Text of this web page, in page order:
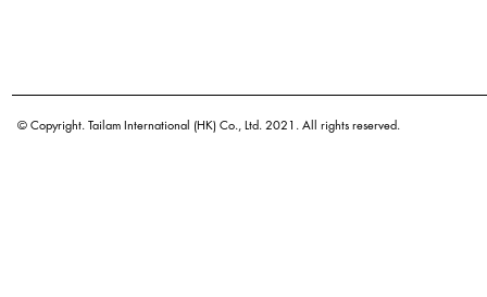
© Copyright. Tailam International (HK) Co., Ltd. 2021. All rights reserved.